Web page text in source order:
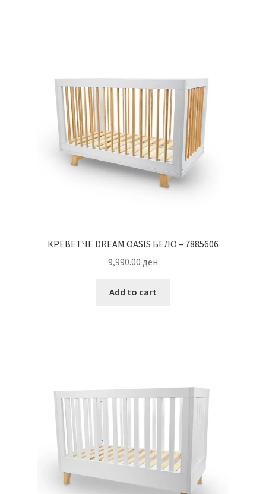
КРЕВЕТЧЕ DREAM OASIS БЕЛО – 7885606
9,990.00 ден
Add to cart